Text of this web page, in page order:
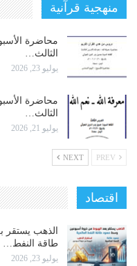
منهجية قرآنية
محاضرة
الثالث…
يوليو 23, 2026
محاضرة
الثالث…
يوليو 21, 2026
NEXT
اقتصاد
الذهب
طاقة النفط…
يوليو 23, 2026